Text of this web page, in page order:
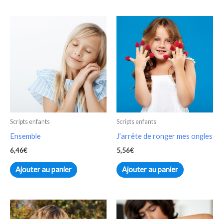
Scripts enfants
Ensemble
6,46€
Ajouter au panier
Scripts enfants
J’arrête de ronger mes ongles
5,56€
Ajouter au panier